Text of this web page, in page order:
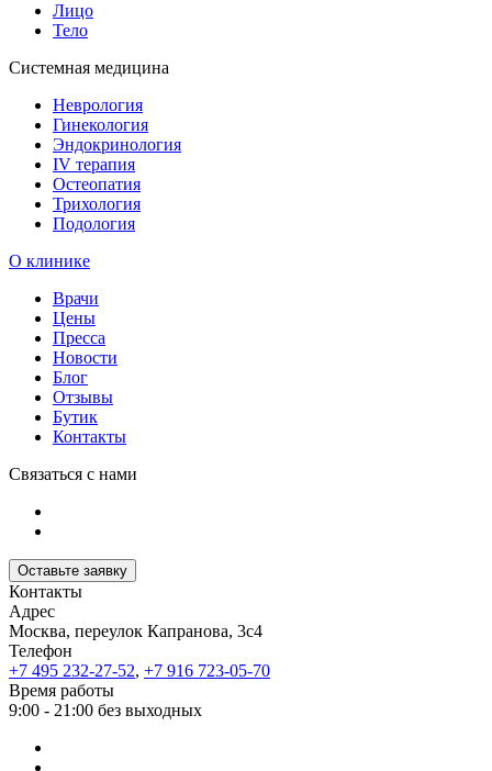
Лицо
Тело
Системная медицина
Неврология
Гинекология
Эндокринология
IV терапия
Остеопатия
Трихология
Подология
О клинике
Врачи
Цены
Пресса
Новости
Блог
Отзывы
Бутик
Контакты
Связаться с нами
Оставьте заявку
Контакты
Адрес
Москва, переулок Капранова, 3с4
Телефон
+7 495 232-27-52, +7 916 723-05-70
Время работы
9:00 - 21:00 без выходных